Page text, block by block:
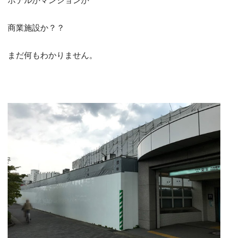
商業施設か？？
まだ何もわかりません。